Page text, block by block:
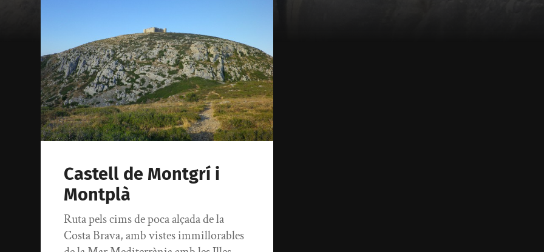
Castell de Montgrí i
Montplà
Ruta pels cims de poca alçada de la
Costa Brava, amb vistes immillorables